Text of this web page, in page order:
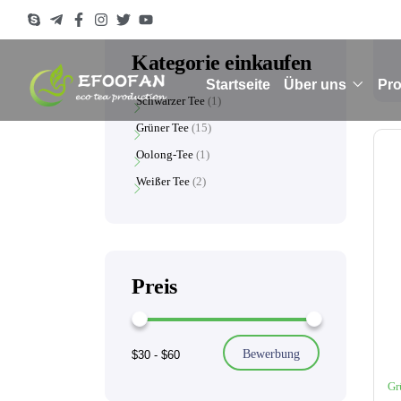
Startseite Über uns
Kategorie einkaufen
Schwarzer Tee 1
Grüner Tee 15
Oolong-Tee 1
Weißer Tee 2
Preis
Bewerbung
$30 - $60